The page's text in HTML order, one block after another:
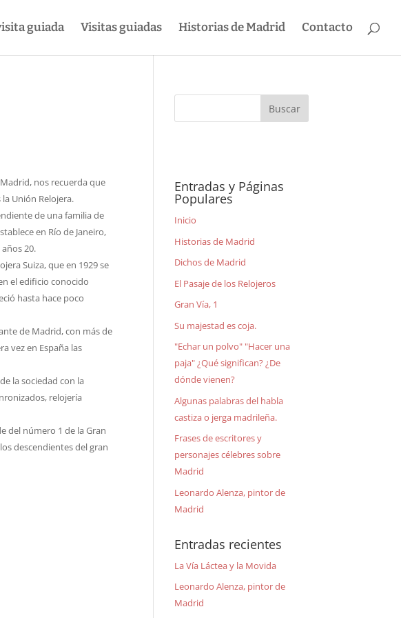
guiada Visitas guiadas Historias de Madrid Contacto
nos recuerda que
Unión Relojera.
de una familia de
en Río de Janeiro,
20.
Suiza, que en 1929 se
el edificio conocido
hasta hace poco
de Madrid, con más de
vez en España las
la sociedad con la
relojería
del número 1 de la Gran
descendientes del gran
Entradas y Páginas
Populares
Inicio
Historias de Madrid
Dichos de Madrid
El Pasaje de los Relojeros
Gran Vía, 1
Su majestad es coja.
"Echar un polvo" "Hacer una
paja" ¿Qué significan? ¿De
dónde vienen?
Algunas palabras del habla
castiza o jerga madrileña.
Frases de escritores y
personajes célebres sobre
Madrid
Leonardo Alenza, pintor de
Madrid
Entradas recientes
La Vía Láctea y la Movida
Leonardo Alenza, pintor de
Madrid